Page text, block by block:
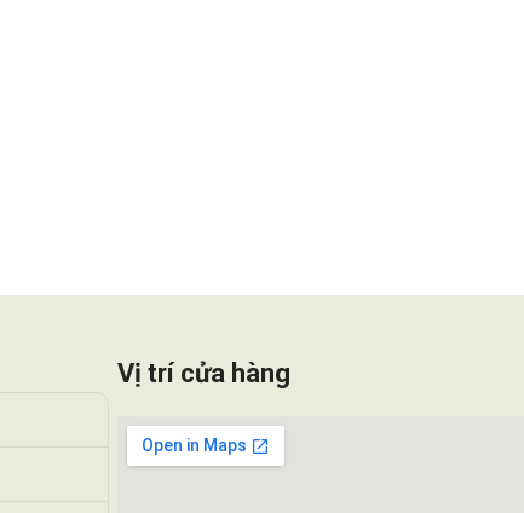
Vị trí cửa hàng